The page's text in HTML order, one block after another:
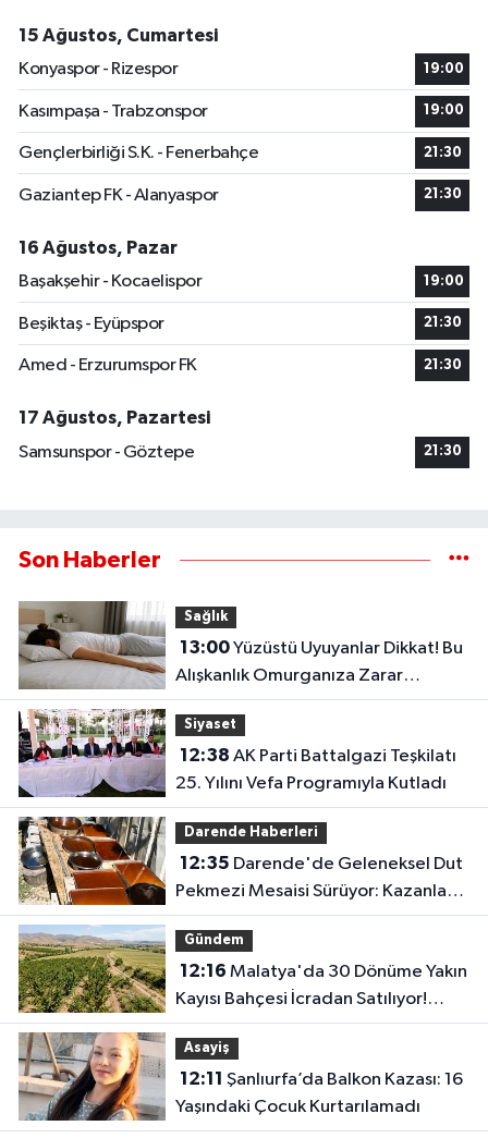
15 Ağustos, Cumartesi
Konyaspor - Rizespor
19:00
Kasımpaşa - Trabzonspor 19:00
Gençlerbirliği S.K. - Fenerbahçe 21:30
Gaziantep FK - Alanyaspor 21:30
16 Ağustos, Pazar
Başakşehir - Kocaelispor
19:00
Beşiktaş - Eyüpspor 21:30
Amed - Erzurumspor FK 21:30
17 Ağustos, Pazartesi
Samsunspor - Göztepe
21:30
Son Haberler
Sağlık
13:00Yüzüstü Uyuyanlar Dikkat! Bu
Alışkanlık Omurganıza Zarar
Verebilir
Siyaset
12:38
25. Yılını Vefa Programıyla Kutladı
Darende Haberleri
12:35
Pekmezi Mesaisi Sürüyor: Kazanlar
Kış Hazırlığı İçin Kaynıyor
Gündem
12:16
Kayısı Bahçesi İcradan Satılıyor!
Fiyatı Duyan Şaşırıyor
Asayiş
12:11
Yaşındaki Çocuk Kurtarılamadı